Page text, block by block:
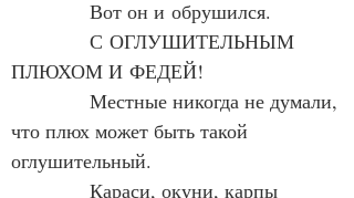
Вот он и обрушился.
С ОГЛУШИТЕЛЬНЫМ
ПЛЮХОМ И ФЕДЕЙ!
Местные никогда не думали,
что плюх может быть такой
оглушительный.
Караси, окуни, карпы